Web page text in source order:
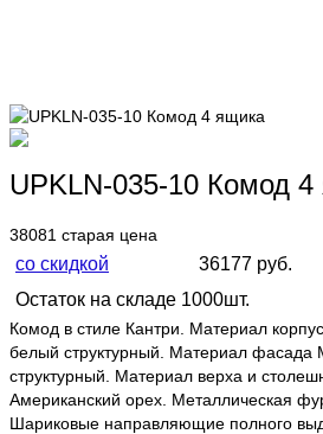
UPKLN-035-10 Комод
38081 старая цена
со скидкой
36177 руб.
Остаток на складе 1000шт.
Комод в стиле Кантри. Материал
белый структурный. Материал
структурный. Материал верха и
Американский орех. Металлическая
Шариковые направляющие полного